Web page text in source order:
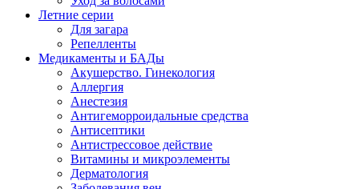
Летние серии
Для загара
Репелленты
Медикаменты и БАДы
Акушерство. Гинекология
Аллергия
Анестезия
Антигеморроидальные средства
Антисептики
Антистрессовое действие
Витамины и микроэлементы
Дерматология